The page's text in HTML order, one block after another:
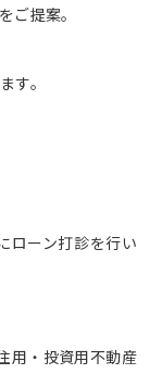
ご提案。
す。
ローン打診を行い
用・投資用不動産